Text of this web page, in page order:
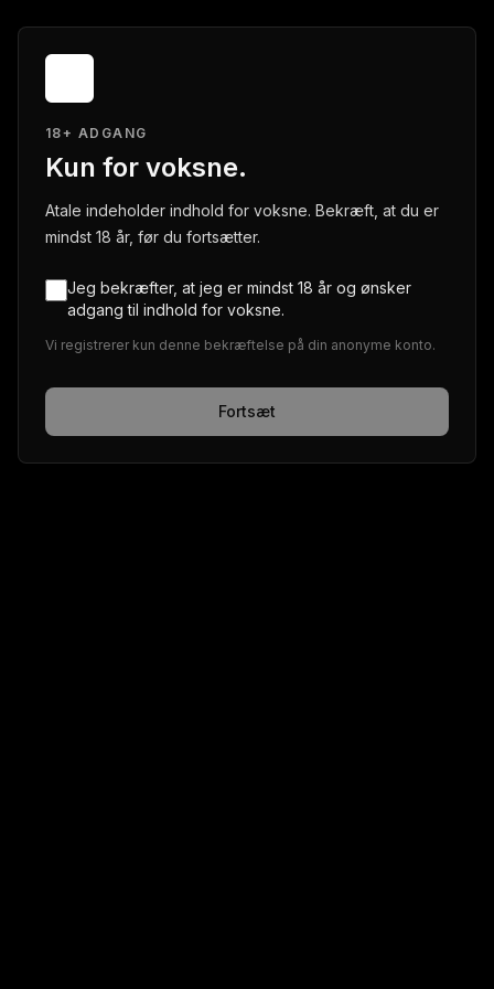
18+ ADGANG
Kun for voksne.
Atale indeholder indhold for voksne. Bekræft, at du er
mindst 18 år, før du fortsætter.
Jeg bekræfter, at jeg er mindst 18 år og ønsker
adgang til indhold for voksne.
Vi registrerer kun denne bekræftelse på din anonyme konto.
Fortsæt